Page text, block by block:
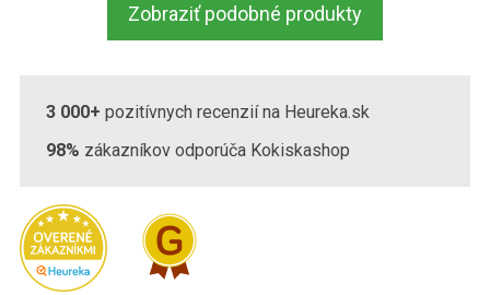
Zobraziť podobné produkty
3 000+ pozitívnych recenzií na Heureka.sk
98% zákazníkov odporúča Kokiskashop